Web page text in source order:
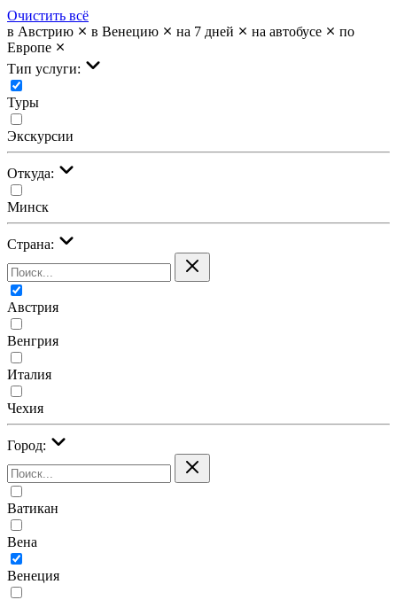
Очистить всё
в Австрию
в Венецию на 7 дней на автобусе
по
Европе
Тип услуги:
Туры
Экскурсии
Откуда:
Минск
Страна:
Австрия
Венгрия
Италия
Чехия
Город:
Ватикан
Вена
Венеция